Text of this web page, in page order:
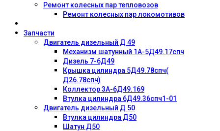
Ремонт колесных пар тепловозов
Ремонт колесных пар локомотивов
Запчасти
Двигатель дизельный Д 49
Механизм шатунный 1А-5Д49.17спч
Дизель 7-6Д49
Крышка цилиндра 5Д49.78спч(
Д26.78спч)
Коллектор 3А-6Д49.169
Втулка цилиндра 6Д49.36спч1-01
Двигатель дизельный Д 50
Втулка цилиндра Д50
Шатун Д50